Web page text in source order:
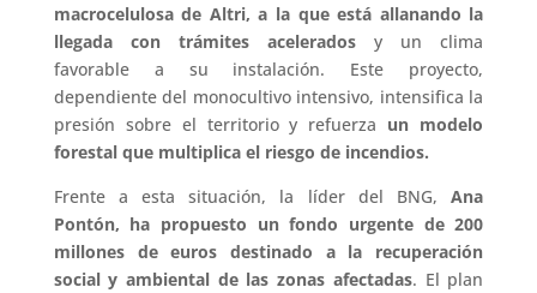
macrocelulosa de Altri, a la que está allanando la
llegada con trámites acelerados y un clima
favorable a su instalación. Este proyecto,
dependiente del monocultivo intensivo, intensifica la
presión sobre el territorio y refuerza un modelo
forestal que multiplica el riesgo de incendios.
Frente a esta situación, la líder del BNG, Ana
Pontón, ha propuesto un fondo urgente de 200
millones de euros destinado a la recuperación
social y ambiental de las zonas afectadas. El plan